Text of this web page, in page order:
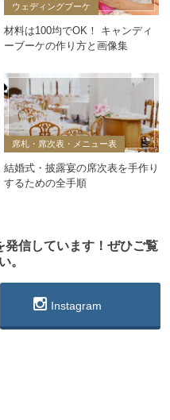
ウェディングブーケ
材料は100均でOK！ キャンディ
ーブーケの作り方と画像集
席札・席次表・メニュー表
結婚式・披露宴の席次表を手作り
するための全手順
信しています！ぜひご覧
。
Instagram